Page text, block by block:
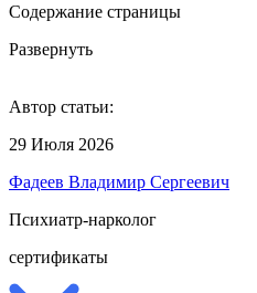
Содержание страницы
Развернуть
Автор статьи:
29 Июля 2026
Фадеев Владимир Сергеевич
Психиатр-нарколог
сертификаты